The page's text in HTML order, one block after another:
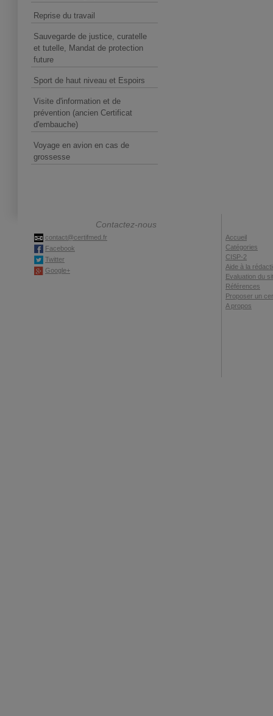
Reprise du travail
Sauvegarde de justice, curatelle
et tutelle, Mandat de protection
future
Sport de haut niveau et Espoirs
Visite d'information et de
prévention (ancien Certificat
d'embauche)
Voyage en avion en cas de
grossesse
Contactez-nous
contact@certifmed.fr
Facebook
Twitter
Google+
Accueil
Catégories
CISP-2
Aide à la
Evaluation du
Références
Proposer un
A propos